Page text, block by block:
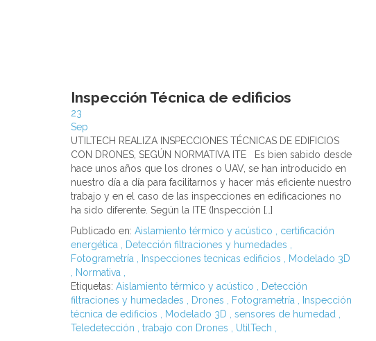
Inspección Técnica de edificios
23
Sep
UTILTECH REALIZA INSPECCIONES TÉCNICAS DE EDIFICIOS
CON DRONES, SEGÚN NORMATIVA ITE Es bien sabido desde
hace unos años que los drones o UAV, se han introducido en
nuestro día a día para facilitarnos y hacer más eficiente nuestro
trabajo y en el caso de las inspecciones en edificaciones no
ha sido diferente. Según la ITE (Inspección […]
Publicado en: Aislamiento térmico y acústico
certificación
energética
Detección filtraciones y humedades
Fotogrametría
Inspecciones tecnicas edificios
Modelado 3D
Normativa
Etiquetas: Aislamiento térmico y acústico
Detección
filtraciones y humedades
Drones Fotogrametría
Inspección
técnica de edificios
Modelado 3D sensores de humedad
Teledetección
trabajo con Drones UtilTech